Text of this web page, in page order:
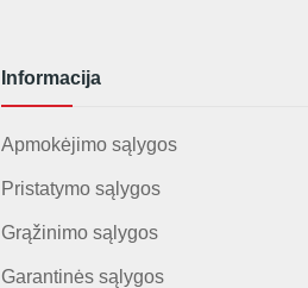
Informacija
Apmokėjimo sąlygos
Pristatymo sąlygos
Grąžinimo sąlygos
Garantinės sąlygos